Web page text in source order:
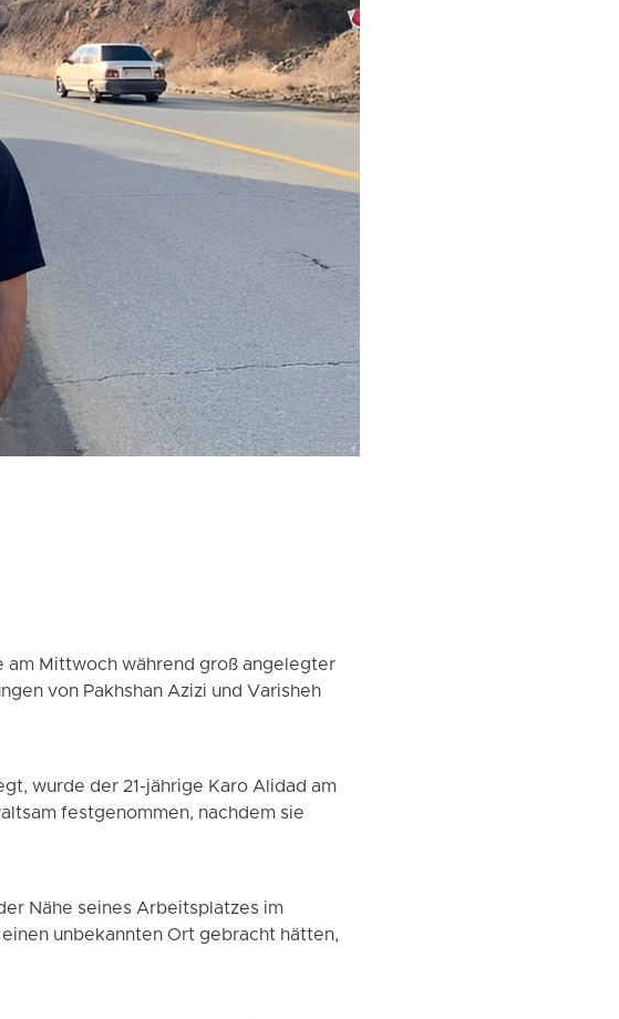
am Mittwoch während groß angelegter
von Pakhshan Azizi und Varisheh
wurde der 21-jährige Karo Alidad am
festgenommen, nachdem sie
Nähe seines Arbeitsplatzes im
unbekannten Ort gebracht hätten,